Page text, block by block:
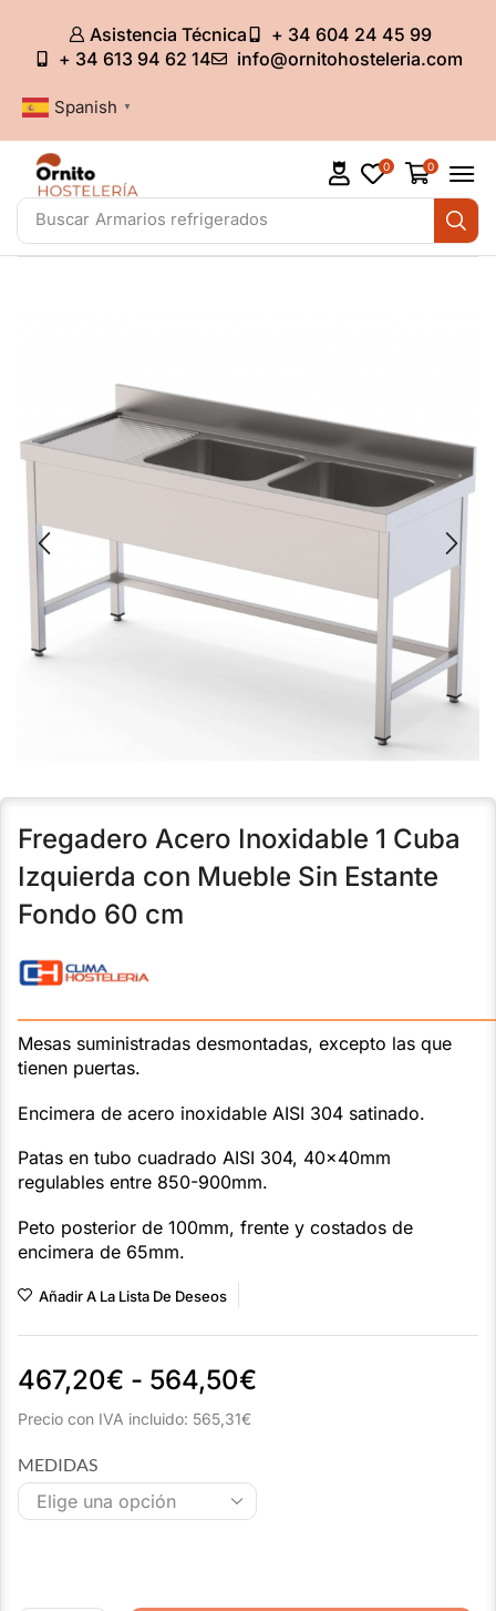
Asistencia Técnica
+ 34 604 24 45 99
+ 34 613 94 62 14
info@ornitohosteleria.com
Spanish ▼
Buscar Armarios refrigerados
0 0
Fregadero Acero Inoxidable 1 Cuba
Izquierda con Mueble Sin Estante
Fondo 60 cm
Mesas suministradas desmontadas, excepto las que
tienen puertas.
Encimera de acero inoxidable AISI 304 satinado.
Patas en tubo cuadrado AISI 304, 40x40mm
regulables entre 850-900mm.
Peto posterior de 100mm, frente y costados de
encimera de 65mm.
Añadir A La Lista De Deseos
467,20€ - 564,50€
Precio con IVA incluido: 565,31€
MEDIDAS